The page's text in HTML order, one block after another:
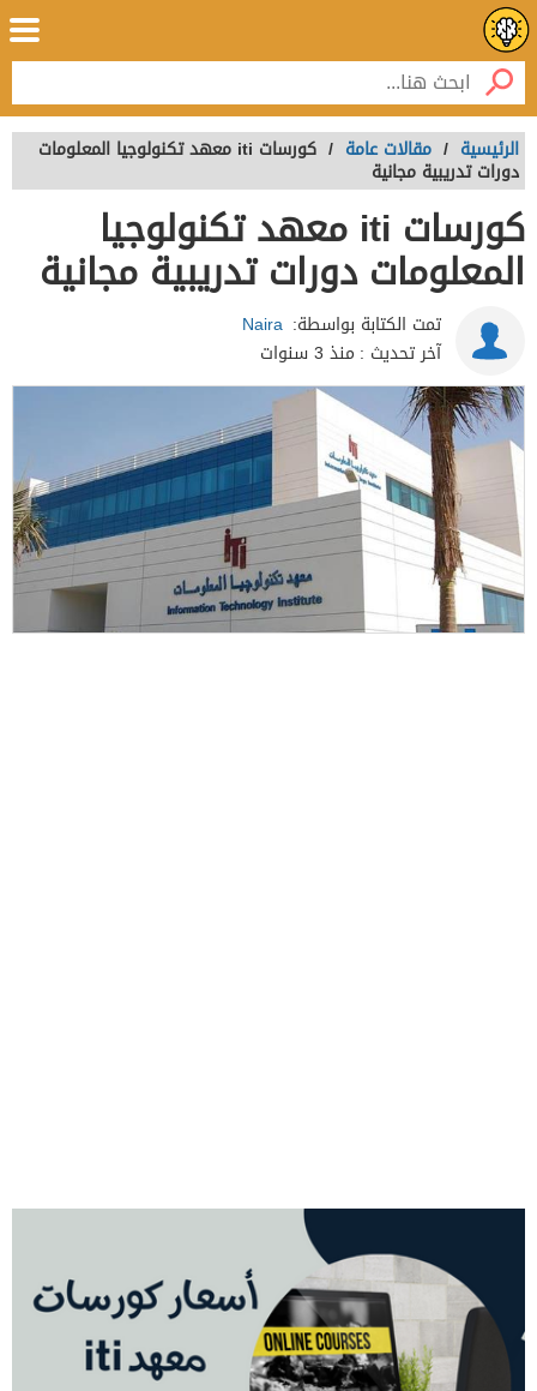
الرئيسية / مقالات عامة / كورسات iti معهد تكنولوجيا المعلومات
دورات تدريبية مجانية
كورسات iti معهد تكنولوجيا
المعلومات دورات تدريبية مجانية
تمت الكتابة بواسطة: Naira
آخر تحديث : منذ 3 سنوات